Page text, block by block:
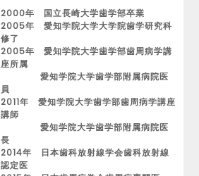
2000年 国立長崎大学歯学部卒業
2005年 愛知学院大学大学院歯学研究科
修了
2005年 愛知学院大学歯学部歯周病学講
座所属
愛知学院大学歯学部附属病院医
員
2011年 愛知学院大学歯学部歯周病学講座
講師
愛知学院大学歯学部附属病院医
長
2014年 日本歯科放射線学会歯科放射線
認定医